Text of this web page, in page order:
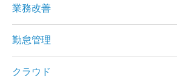
業務改善
勤怠管理
クラウド